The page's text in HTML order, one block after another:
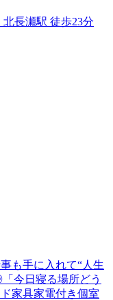
長瀬駅 徒歩23分
も手に入れて“人生
今日寝る場所どう
家具家電付き個室